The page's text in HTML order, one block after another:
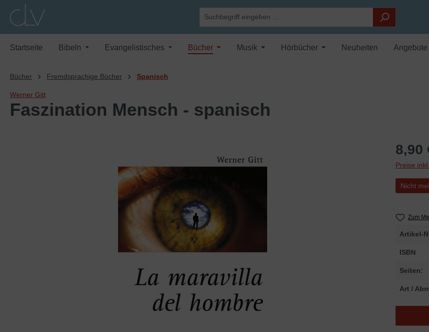
Zur Hauptnavigation springen
Startseite Bibeln Evangelistisches Bücher Musik Hörbücher Neuheiten Angebote
Bücher Fremdsprachige Bücher Spanisch
Werner Gitt
Faszination Mensch - spanisch
8,90
Preise
Nicht
Zum
Artikel-
ISBN
Seiten:
Art /